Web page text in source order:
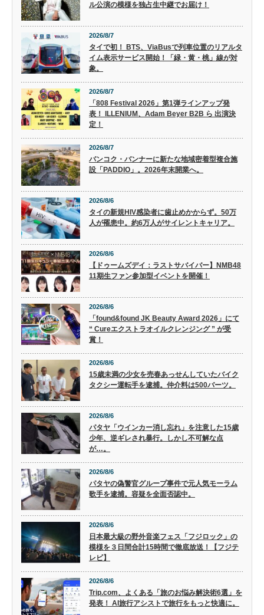
ル公演の模様を独占生中継でお届け！
2026/8/7
タイで初！ BTS、ViaBusで列車位置のリアルタ
イム表示サービス開始！「緑・黄・桃」線が対
象。
2026/8/7
「808 Festival 2026」第1弾ラインアップ発
表！ ILLENIUM、Adam Beyer B2B ら 出演決
定！
2026/8/7
バンコク・バンナーに新たな地域密着型複合施
設「PADDIO」。2026年末開業へ。
2026/8/6
タイの新規HIV感染者に歯止めかからず。50万
人が罹患中。約6万人がサイレントキャリア。
2026/8/6
【ドゥームズデイ：ラストサバイバー】NMB48
11期生ファン参加型イベントを開催！
2026/8/6
「found&found JK Beauty Award 2026」にて
“ Cureエクストラオイルクレンジング ” が受
賞！
2026/8/6
15歳未満の少女を売春あっせんしていたバイク
タクシー運転手を逮捕。仲介料は500バーツ。
2026/8/6
パタヤ「ウインカー消し忘れ」を注意した15歳
少年、逆ギレされ暴行。しかし不可解な点
が…。
2026/8/6
パタヤの偽警官グループ事件で元人気モーラム
歌手を逮捕。容疑を全面否認中。
2026/8/6
日本最大級の野外音楽フェス「フジロック」の
模様を３日間合計15時間で徹底放送！【フジテ
レビ】
2026/8/6
Trip.com、よくある「旅のお悩み解決術6選」を
発表！ AI旅行アシストで旅行をもっと快適に。